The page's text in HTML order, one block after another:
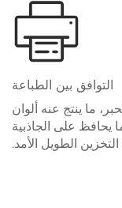
التوافق بين الطباعة
ما ينتج عنه ألوان
على الجاذبية
الطويل الأمد.